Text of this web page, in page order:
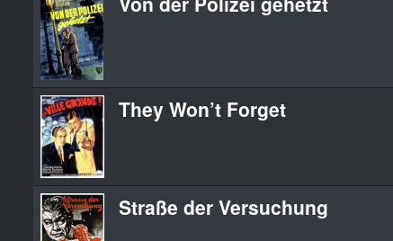
They Won’t Forget
Straße der Versuchung